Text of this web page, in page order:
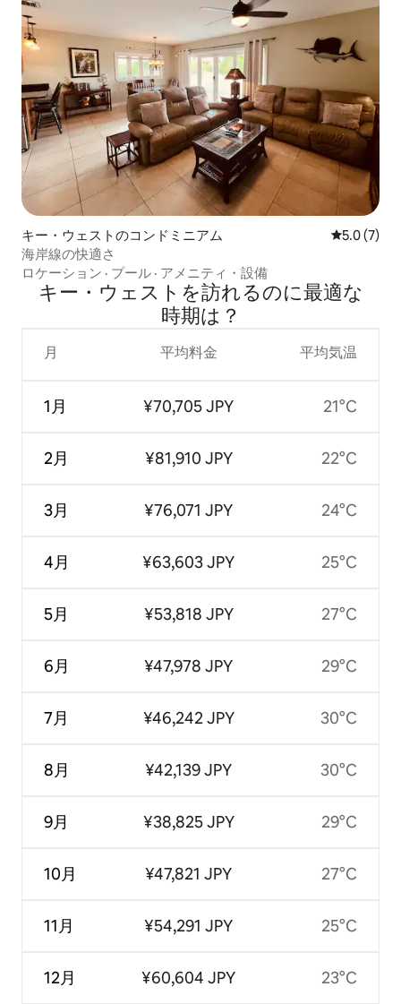
キー・ウェストのコンドミニアム レビュー7
5.0 (7)
海岸線の快適さ
ロケーション · プール · アメニティ・設備
キー・ウェストを訪⁠れ⁠るの⁠に最⁠適⁠な
時⁠期⁠は⁠？
月
1月
2月
3月
4月
5月
6月
7月
8月
9月
10月
11月
12月
平均料金
¥70,705 JPY
¥81,910 JPY
¥76,071 JPY
¥63,603 JPY
¥53,818 JPY
¥47,978 JPY
¥46,242 JPY
¥42,139 JPY
¥38,825 JPY
¥47,821 JPY
¥54,291 JPY
¥60,604 JPY
平均気温
21°C
22°C
24°C
25°C
27°C
29°C
30°C
30°C
29°C
27°C
25°C
23°C